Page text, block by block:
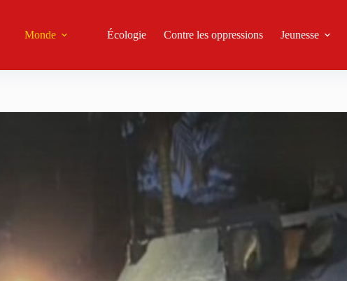
Monde Écologie Contre les oppressions Jeunesse